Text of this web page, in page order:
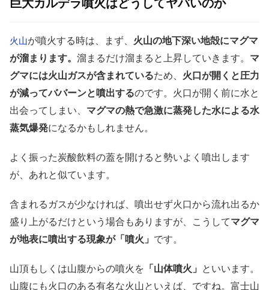
巨大カルデラ噴火はどうしてヤバいのか
火山が噴火する時は、まず、 火山の地下深い地殻にマグマ
が溜まります。 溜まるだけ溜まると上昇していきます。 マ
グマには火山ガスが含まれているため、 火口が開くと圧力
が減ってババーンと噴出するのです。火口が開く前に水と
出会ってしまい、 マグマの熱で急激に蒸発した水による水
蒸気爆発になるかもしれません。
よく振った炭酸飲料の蓋を開けると勢いよく噴出します
が、あれと似ています。
含まれるガスが少なければ、噴出せず火口から流れ出るか
盛り上がるだけという場合もありますが、こうしてマグマ
が地表に噴出する現象が「噴火」 です。
山頂もしくは山腹からの噴火を 「山体噴火」 といいます。
山腹にも火口のある有名な火山といえば、ですね。富士山